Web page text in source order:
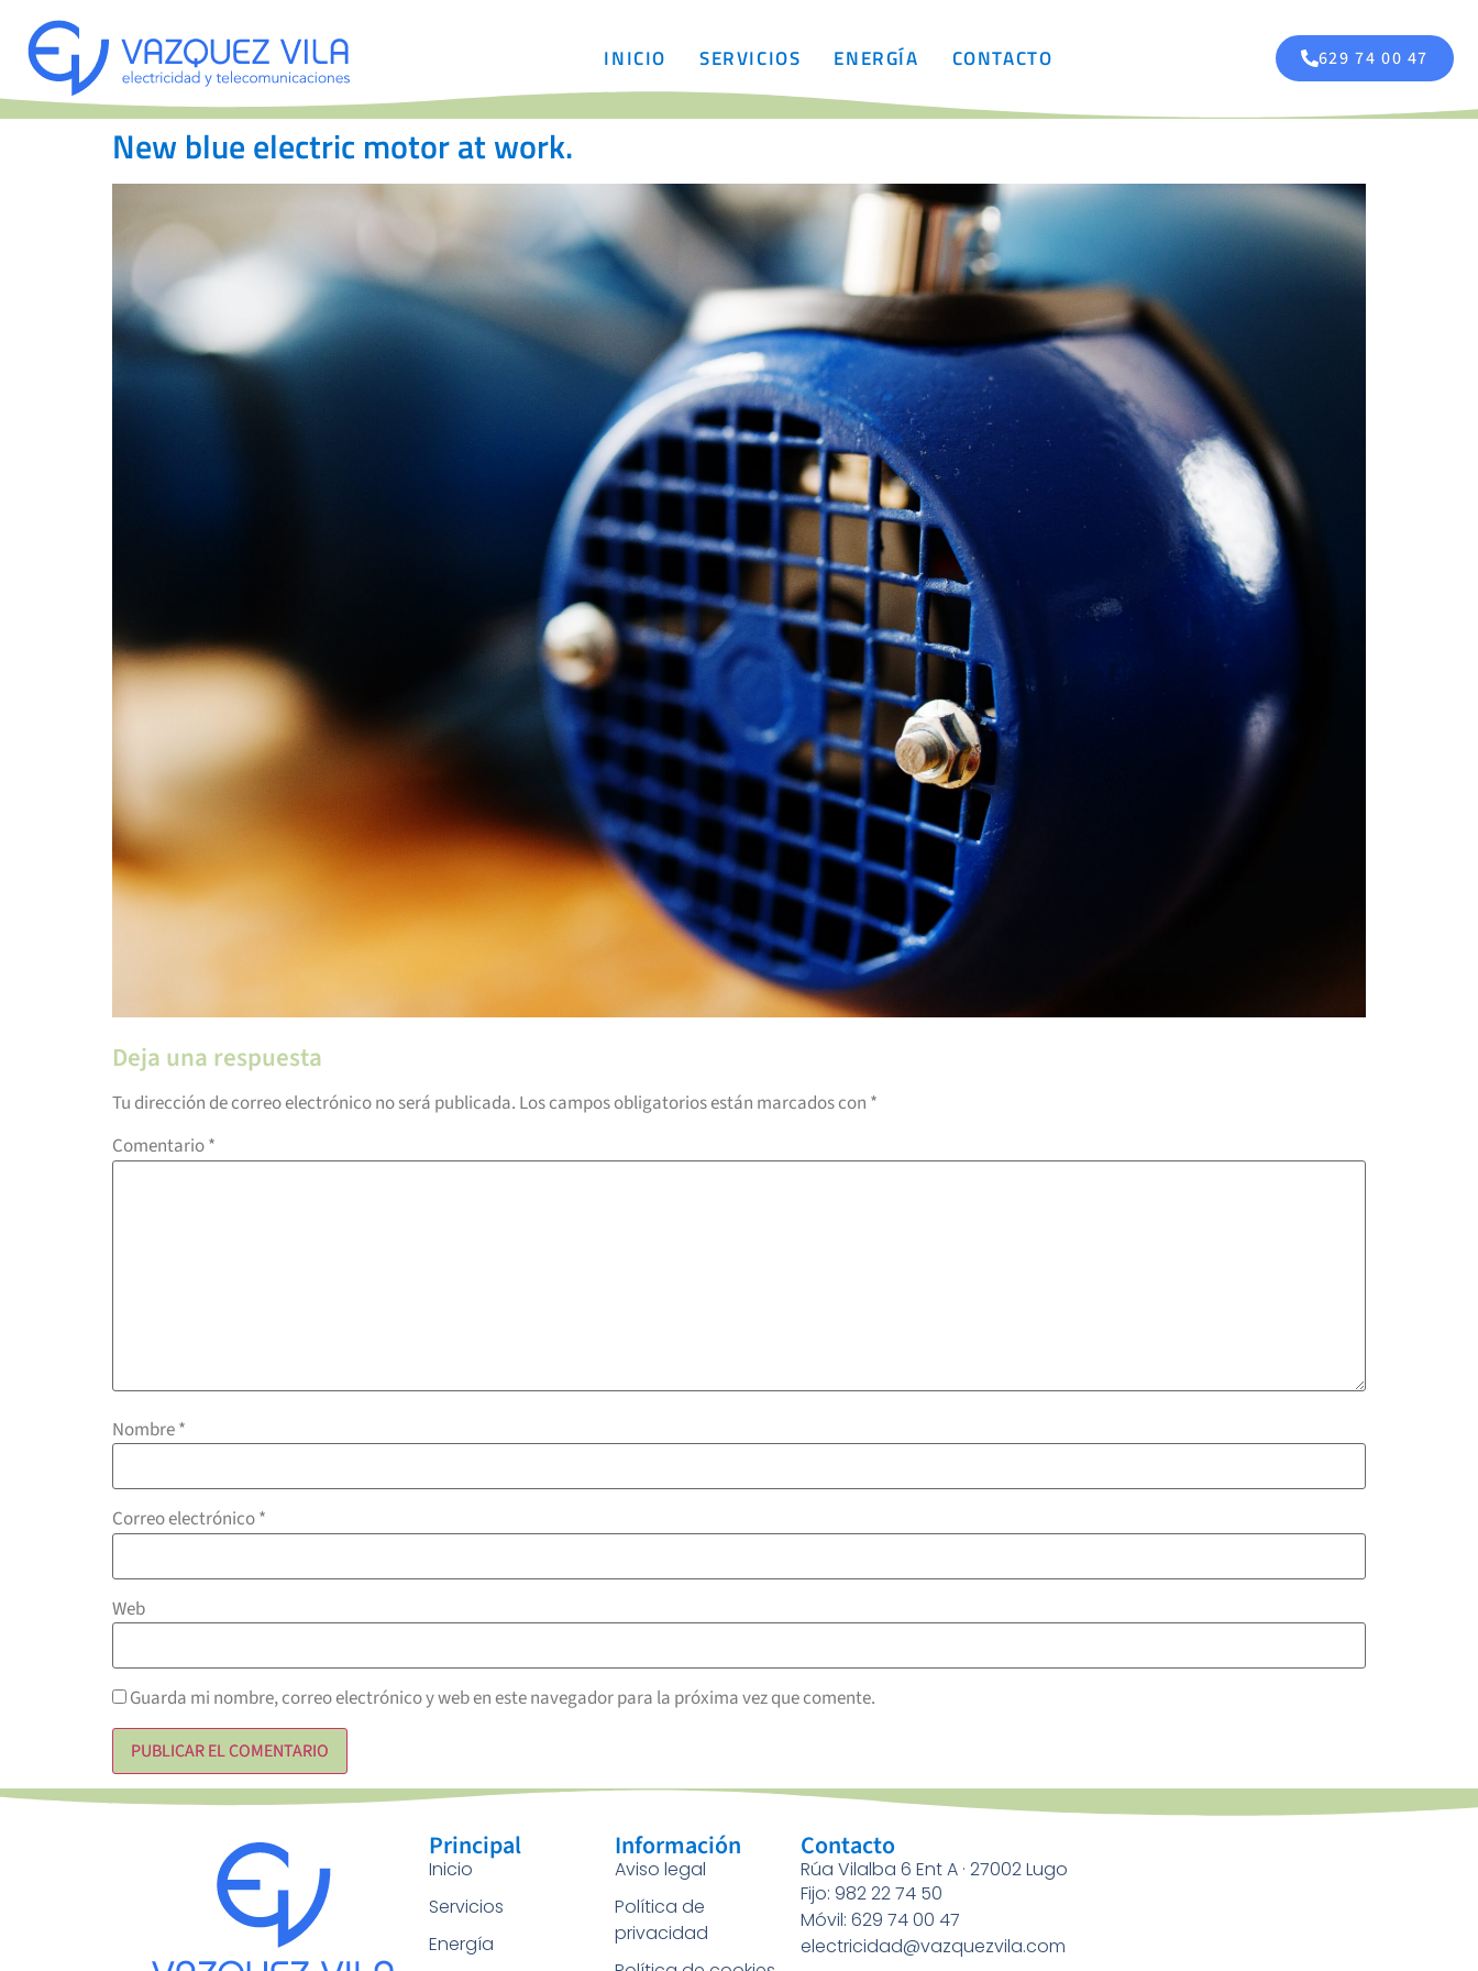
INICIO SERVICIOS ENERGÍA CONTACTO 629 74 00 47
New blue electric motor at work.
Deja una respuesta
Tu dirección de correo electrónico no será publicada. Los campos obligatorios están marcados con *
Comentario*
Nombre*
Correo electrónico*
Web
Guarda mi nombre, correo electrónico y web en este navegador para la próxima vez que comente.
Principal
Inicio
Servicios
Energía
Información
Aviso legal
Política de
privacidad
Contacto
Rúa Vilalba 6 Ent A · 27002 Lugo
Fijo: 982 22 74 50
Móvil: 629 74 00 47
electricidad@vazquezvila.com